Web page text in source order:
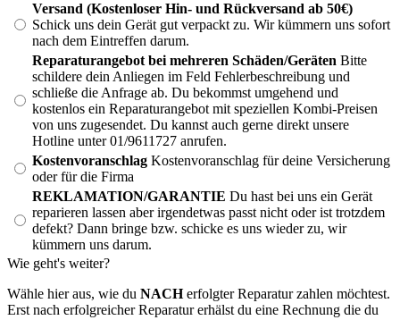
Versand (Kostenloser Hin- und Rückversand ab 50€)
Schick uns dein Gerät gut verpackt zu. Wir kümmern uns sofort
nach dem Eintreffen darum.
Reparaturangebot bei mehreren Schäden/Geräten Bitte
schildere dein Anliegen im Feld Fehlerbeschreibung und
schließe die Anfrage ab. Du bekommst umgehend und
kostenlos ein Reparaturangebot mit speziellen Kombi-Preisen
von uns zugesendet. Du kannst auch gerne direkt unsere
Hotline unter 01/9611727 anrufen.
Kostenvoranschlag Kostenvoranschlag für deine Versicherung
oder für die Firma
REKLAMATION/GARANTIE Du hast bei uns ein Gerät
reparieren lassen aber irgendetwas passt nicht oder ist trotzdem
defekt? Dann bringe bzw. schicke es uns wieder zu, wir
kümmern uns darum.
Wie geht's weiter?
Wähle hier aus, wie du NACHerfolgter Reparatur zahlen möchtest.
Erst nach erfolgreicher Reparatur erhälst du eine Rechnung die du